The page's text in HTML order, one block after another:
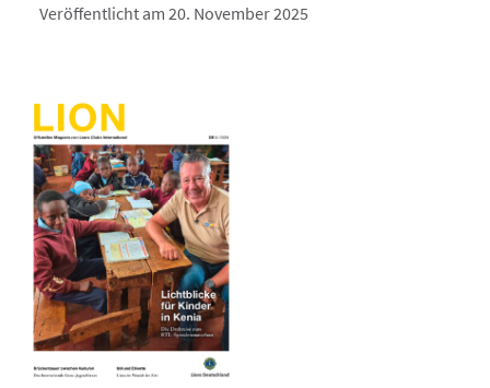
Veröffentlicht am 20. November 2025